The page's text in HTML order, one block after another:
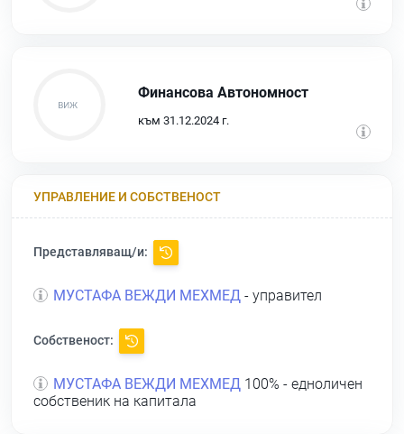
Финансова Автономност
към 31.12.2024 г.
УПРАВЛЕНИЕ И СОБСТВЕНОСТ
Представляващ/и:
МУСТАФА ВЕЖДИ МЕХМЕД - управител
Собственост:
МУСТАФА ВЕЖДИ МЕХМЕД 100% - едноличен
собственик на капитала